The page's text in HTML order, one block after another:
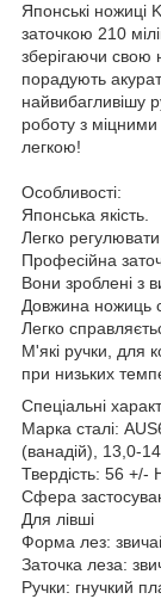
Японські ножиці
заточкою 210
зберігаючи свою
порадують
найвибагливішу
роботу з
легкою!
Особливості:
Японська якість.
Легко регулювати
Професійна
Вони зроблені з
Довжина ножиць
Легко
М'які ручки, для
при низьких
Спеціальні
Марка сталі:
(ванадій), 13,0-
Твердість: 56
Сфера
Для лівші
Форма лез:
Заточка леза:
Ручки: гнучкий